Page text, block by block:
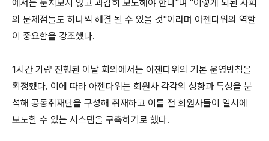
에서는 눈치보지 않고 과감히 보도해야 한다"며 "이렇게 되된 사회
의 문제점들도 하나씩 해결 될 수 있을 것"이라며 아젠다위의 역할
이 중요함을 강조했다.
1시간 가량 진행된 이날 회의에서는 아젠다위의 기본 운영방침을
확정했다. 이에 따라 아젠다위는 회원사 각각의 성향과 특성을 분
석해 공동취재단을 구성해 취재하고 이를 전 회원사들이 일시에
보도할 수 있는 시스템을 구축하기로 했다.